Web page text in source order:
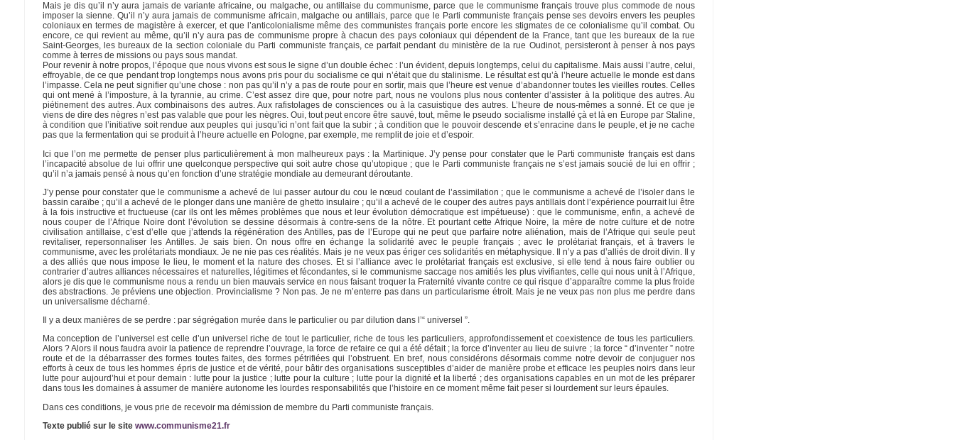
Mais je dis qu’il n’y aura jamais de variante africaine, ou malgache, ou antillaise du communisme, parce que le communisme français trouve plus commode de nous
imposer la sienne. Qu’il n’y aura jamais de communisme africain, malgache ou antillais, parce que le Parti communiste français pense ses devoirs envers les peuples
coloniaux en termes de magistère à exercer, et que l’anticolonialisme même des communistes français porte encore les stigmates de ce colonialisme qu’il combat. Ou
encore, ce qui revient au même, qu’il n’y aura pas de communisme propre à chacun des pays coloniaux qui dépendent de la France, tant que les bureaux de la rue
Saint-Georges, les bureaux de la section coloniale du Parti communiste français, ce parfait pendant du ministère de la rue Oudinot, persisteront à penser à nos pays
comme à terres de missions ou pays sous mandat.
Pour revenir à notre propos, l’époque que nous vivons est sous le signe d’un double échec : l’un évident, depuis longtemps, celui du capitalisme. Mais aussi l’autre, celui,
effroyable, de ce que pendant trop longtemps nous avons pris pour du socialisme ce qui n’était que du stalinisme. Le résultat est qu’à l’heure actuelle le monde est dans
l’impasse. Cela ne peut signifier qu’une chose : non pas qu’il n’y a pas de route pour en sortir, mais que l’heure est venue d’abandonner toutes les vieilles routes. Celles
qui ont mené à l’imposture, à la tyrannie, au crime. C’est assez dire que, pour notre part, nous ne voulons plus nous contenter d’assister à la politique des autres. Au
piétinement des autres. Aux combinaisons des autres. Aux rafistolages de consciences ou à la casuistique des autres. L’heure de nous-mêmes a sonné. Et ce que je
viens de dire des nègres n’est pas valable que pour les nègres. Oui, tout peut encore être sauvé, tout, même le pseudo socialisme installé çà et là en Europe par Staline,
à condition que l’initiative soit rendue aux peuples qui jusqu’ici n’ont fait que la subir ; à condition que le pouvoir descende et s’enracine dans le peuple, et je ne cache
pas que la fermentation qui se produit à l’heure actuelle en Pologne, par exemple, me remplit de joie et d’espoir.
Ici que l’on me permette de penser plus particulièrement à mon malheureux pays : la Martinique. J’y pense pour constater que le Parti communiste français est dans
l’incapacité absolue de lui offrir une quelconque perspective qui soit autre chose qu’utopique ; que le Parti communiste français ne s’est jamais soucié de lui en offrir ;
qu’il n’a jamais pensé à nous qu’en fonction d’une stratégie mondiale au demeurant déroutante.
J’y pense pour constater que le communisme a achevé de lui passer autour du cou le nœud coulant de l’assimilation ; que le communisme a achevé de l’isoler dans le
bassin caraïbe ; qu’il a achevé de le plonger dans une manière de ghetto insulaire ; qu’il a achevé de le couper des autres pays antillais dont l’expérience pourrait lui être
à la fois instructive et fructueuse (car ils ont les mêmes problèmes que nous et leur évolution démocratique est impétueuse) : que le communisme, enfin, a achevé de
nous couper de l’Afrique Noire dont l’évolution se dessine désormais à contre-sens de la nôtre. Et pourtant cette Afrique Noire, la mère de notre culture et de notre
civilisation antillaise, c’est d’elle que j’attends la régénération des Antilles, pas de l’Europe qui ne peut que parfaire notre aliénation, mais de l’Afrique qui seule peut
revitaliser, repersonnaliser les Antilles. Je sais bien. On nous offre en échange la solidarité avec le peuple français ; avec le prolétariat français, et à travers le
communisme, avec les prolétariats mondiaux. Je ne nie pas ces réalités. Mais je ne veux pas ériger ces solidarités en métaphysique. Il n’y a pas d’alliés de droit divin. Il y
a des alliés que nous impose le lieu, le moment et la nature des choses. Et si l’alliance avec le prolétariat français est exclusive, si elle tend à nous faire oublier ou
contrarier d’autres alliances nécessaires et naturelles, légitimes et fécondantes, si le communisme saccage nos amitiés les plus vivifiantes, celle qui nous unit à l’Afrique,
alors je dis que le communisme nous a rendu un bien mauvais service en nous faisant troquer la Fraternité vivante contre ce qui risque d’apparaître comme la plus froide
des abstractions. Je préviens une objection. Provincialisme ? Non pas. Je ne m’enterre pas dans un particularisme étroit. Mais je ne veux pas non plus me perdre dans
un universalisme décharné.
Il y a deux manières de se perdre : par ségrégation murée dans le particulier ou par dilution dans l’“ universel ”.
Ma conception de l’universel est celle d’un universel riche de tout le particulier, riche de tous les particuliers, approfondissement et coexistence de tous les particuliers.
Alors ? Alors il nous faudra avoir la patience de reprendre l’ouvrage, la force de refaire ce qui a été défait ; la force d’inventer au lieu de suivre ; la force “ d’inventer ” notre
route et de la débarrasser des formes toutes faites, des formes pétrifiées qui l’obstruent. En bref, nous considérons désormais comme notre devoir de conjuguer nos
efforts à ceux de tous les hommes épris de justice et de vérité, pour bâtir des organisations susceptibles d’aider de manière probe et efficace les peuples noirs dans leur
lutte pour aujourd’hui et pour demain : lutte pour la justice ; lutte pour la culture ; lutte pour la dignité et la liberté ; des organisations capables en un mot de les préparer
dans tous les domaines à assumer de manière autonome les lourdes responsabilités que l’histoire en ce moment même fait peser si lourdement sur leurs épaules.
Dans ces conditions, je vous prie de recevoir ma démission de membre du Parti communiste français.
Texte publié sur le site www.communisme21.fr